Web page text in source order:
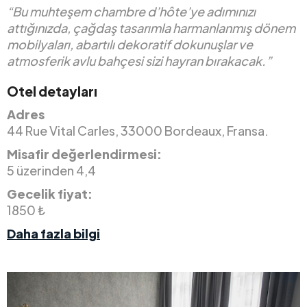
“Bu muhteşem chambre d’hôte’ye adımınızı
attığınızda, çağdaş tasarımla harmanlanmış dönem
mobilyaları, abartılı dekoratif dokunuşlar ve
atmosferik avlu bahçesi sizi hayran bırakacak.”
Otel detayları
Adres
44 Rue Vital Carles, 33000 Bordeaux, Fransa.
Misafir değerlendirmesi:
5 üzerinden 4,4
Gecelik fiyat:
1850 ₺
Daha fazla bilgi